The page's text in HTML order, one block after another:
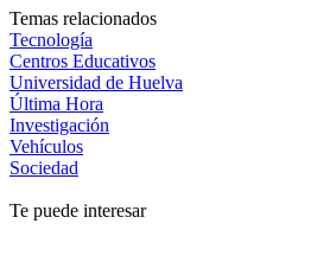
Temas relacionados
Tecnología
Centros Educativos
Universidad de Huelva
Última Hora
Investigación
Vehículos
Sociedad
Te puede interesar